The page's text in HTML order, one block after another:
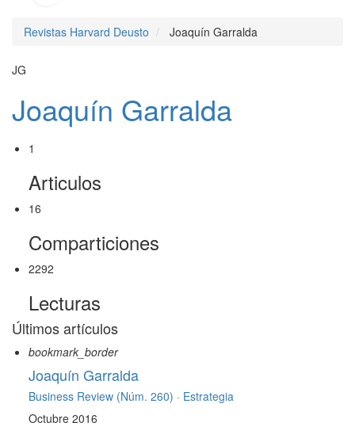
Revistas Harvard Deusto Joaquín Garralda
JG
Joaquín Garralda
1
Articulos
16
Comparticiones
2292
Lecturas
Últimos artículos
bookmark_border
Joaquín Garralda
Business Review (Núm. 260) · Estrategia
Octubre 2016